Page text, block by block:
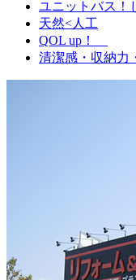
ユニットバス！
天然<人工
QOL up！
清潔感・収納力